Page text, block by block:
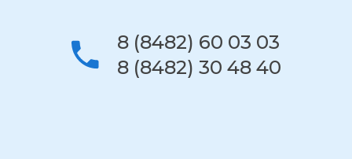
8 (8482) 60 03 03
8 (8482) 30 48 40